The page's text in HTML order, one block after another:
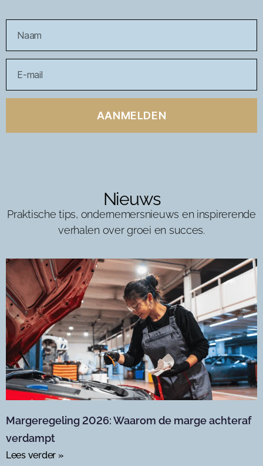
AANMELDEN
Nieuws
Praktische tips, ondernemersnieuws en inspirerende
verhalen over groei en succes.
Margeregeling 2026: Waarom de marge achteraf
verdampt
Lees verder »